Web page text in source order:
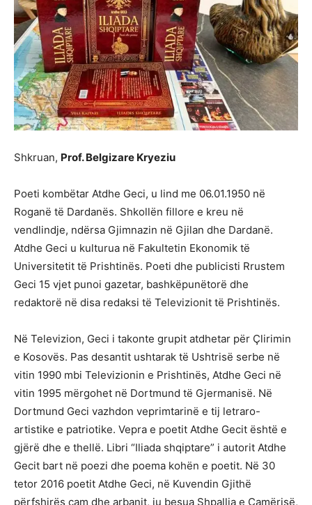
Shkruan, Prof. Belgizare Kryeziu
Poeti kombëtar Atdhe Geci, u lind me 06.01.1950 në
Roganë të Dardanës. Shkollën fillore e kreu në
vendlindje, ndërsa Gjimnazin në Gjilan dhe Dardanë.
Atdhe Geci u kulturua në Fakultetin Ekonomik të
Universitetit të Prishtinës. Poeti dhe publicisti Rrustem
Geci 15 vjet punoi gazetar, bashkëpunëtorë dhe
redaktorë në disa redaksi të Televizionit të Prishtinës.
Në Televizion, Geci i takonte grupit atdhetar për Çlirimin
e Kosovës. Pas desantit ushtarak të Ushtrisë serbe në
vitin 1990 mbi Televizionin e Prishtinës, Atdhe Geci në
vitin 1995 mërgohet në Dortmund të Gjermanisë. Në
Dortmund Geci vazhdon veprimtarinë e tij letraro-
artistike e patriotike. Vepra e poetit Atdhe Gecit është e
gjërë dhe e thellë. Libri “Iliada shqiptare” i autorit Atdhe
Gecit bart në poezi dhe poema kohën e poetit. Në 30
tetor 2016 poetit Atdhe Geci, në Kuvendin Gjithë
përfshirës çam dhe arbanit, iu besua Shpallja e Çamërisë,